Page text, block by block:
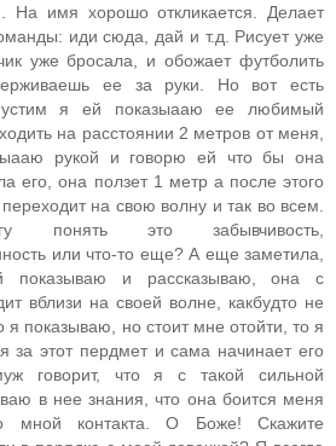
На имя хорошо откликается. Делает
иди сюда, дай и т.д. Рисует уже
уже бросала, и обожает футболить
ее за руки. Но вот есть
я ей показыааю ее любимый
на расстоянии 2 метров от меня,
рукой и говорю ей что бы она
его, она ползет 1 метр а после этого
на свою волну и так во всем.
это забывчивость,
или что-то еще? А еще заметила,
показываю и рассказываю, она с
вблизи на своей волне, какбудто не
я показываю, но стоит мне отойти, то я
за этот пердмет и сама начинает его
говорит, что я с такой сильной
в нее знания, что она боится меня
мной контакта. О Боже! Скажите